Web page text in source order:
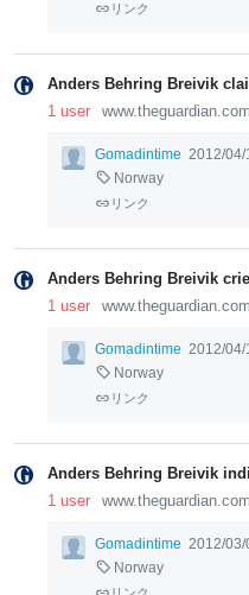
リンク
Anders Behring Breivik
1 user
www.theguardian.com
Gomadintime 2012/04/
Norway
リンク
Anders Behring Breivik
1 user
www.theguardian.com
Gomadintime 2012/04/
Norway
リンク
Anders Behring Breivik
1 user
www.theguardian.com
Gomadintime 2012/03/
Norway